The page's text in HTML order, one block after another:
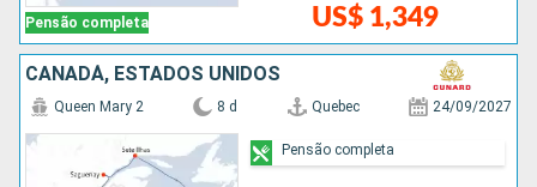
Pensão completa US$ 1,349
CANADÁ, ESTADOS UNIDOS
Queen Mary 2 8 d Quebec 24/09/2027
Pensão completa